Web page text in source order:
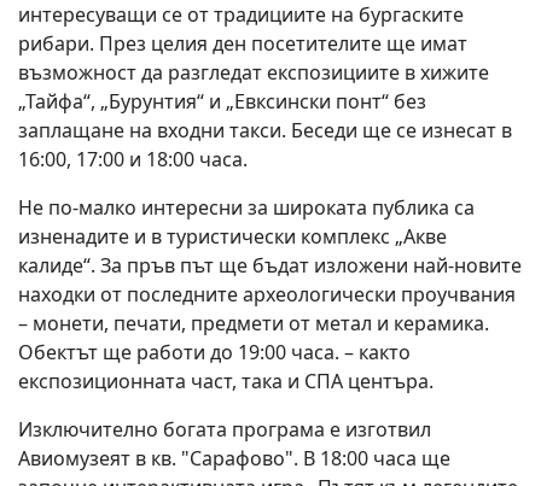
интересуващи се от традициите на бургаските
рибари. През целия ден посетителите ще имат
възможност да разгледат експозициите в хижите
„Тайфа“, „Бурунтия“ и „Евксински понт“ без
заплащане на входни такси. Беседи ще се изнесат в
16:00, 17:00 и 18:00 часа.
Не по-малко интересни за широката публика са
изненадите и в туристически комплекс „Акве
калиде“. За пръв път ще бъдат изложени най-новите
находки от последните археологически проучвания
– монети, печати, предмети от метал и керамика.
Обектът ще работи до 19:00 часа. – както
експозиционната част, така и СПА центъра.
Изключително богата програма е изготвил
Авиомузеят в кв. "Сарафово". В 18:00 часа ще